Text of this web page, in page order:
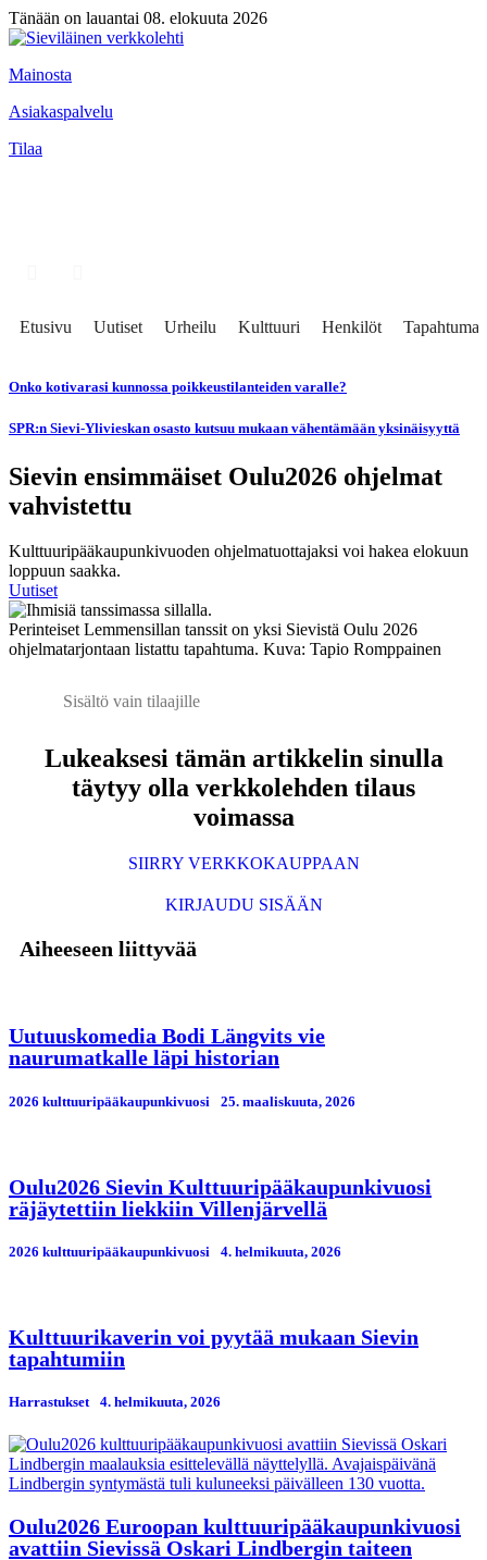
Tänään on lauantai 08. elokuuta 2026
Mainosta
Asiakaspalvelu
Tilaa
Etusivu Uutiset Urheilu Kulttuuri Henkilöt Tapahtumat
Onko kotivarasi kunnossa poikkeustilanteiden varalle?
SPR:n Sievi-Ylivieskan osasto kutsuu mukaan vähentämään yksinäisyyttä
Sievin ensimmäiset Oulu2026 ohjelmat
vahvistettu
Kulttuuripääkaupunkivuoden ohjelmatuottajaksi voi hakea elokuun
loppuun saakka.
Uutiset
Perinteiset Lemmensillan tanssit on yksi Sievistä Oulu 2026
ohjelmatarjontaan listattu tapahtuma. Kuva: Tapio Romppainen
Sisältö vain tilaajille
Lukeaksesi tämän artikkelin sinulla
täytyy olla verkkolehden tilaus
voimassa
SIIRRY VERKKOKAUPPAAN
KIRJAUDU SISÄÄN
Aiheeseen liittyvää
Uutuuskomedia Bodi Längvits vie
naurumatkalle läpi historian
2026 kulttuuripääkaupunkivuosi 25. maaliskuuta, 2026
Oulu2026 Sievin Kulttuuripääkaupunkivuosi
räjäytettiin liekkiin Villenjärvellä
2026 kulttuuripääkaupunkivuosi 4. helmikuuta, 2026
Kulttuurikaverin voi pyytää mukaan Sievin
tapahtumiin
Harrastukset 4. helmikuuta, 2026
Oulu2026 Euroopan kulttuuripääkaupunkivuosi
avattiin Sievissä Oskari Lindbergin taiteen